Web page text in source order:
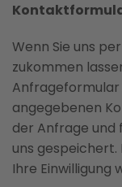
Wenn Sie uns
zukommen
Anfrageformular
angegebenen
der Anfrage und
uns
Ihre Einwilligung